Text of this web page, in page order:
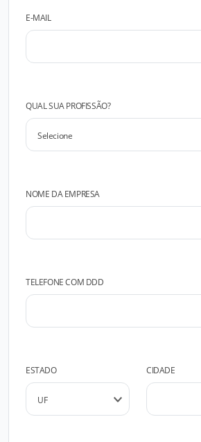
E-MAIL
QUAL SUA PROFISSÃO?
NOME DA EMPRESA
TELEFONE COM DDD
ESTADO CIDADE